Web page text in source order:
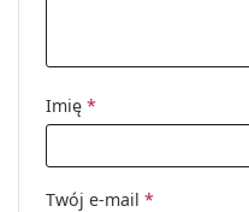
Imię *
Twój e-mail *